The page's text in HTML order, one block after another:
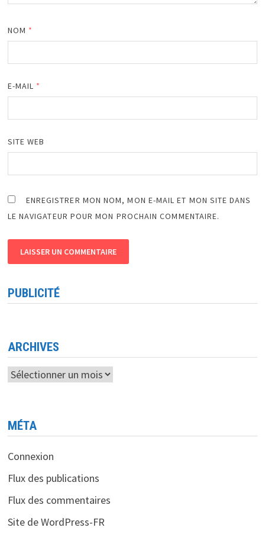
NOM *
E-MAIL *
SITE WEB
ENREGISTRER MON NOM, MON E-MAIL ET MON SITE DANS
LE NAVIGATEUR POUR MON PROCHAIN COMMENTAIRE.
PUBLICITÉ
ARCHIVES
Archives
MÉTA
Connexion
Flux des publications
Flux des commentaires
Site de WordPress-FR